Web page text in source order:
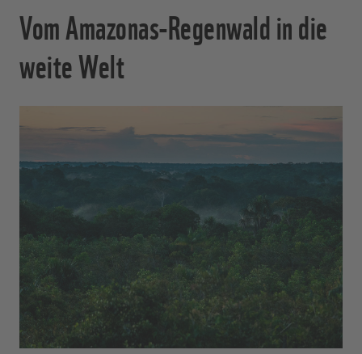
Vom Amazonas-Regenwald in die
weite Welt